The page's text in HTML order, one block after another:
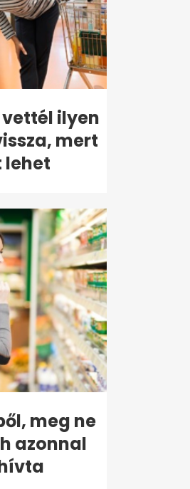
ilyen
mert
meg ne
azonnal